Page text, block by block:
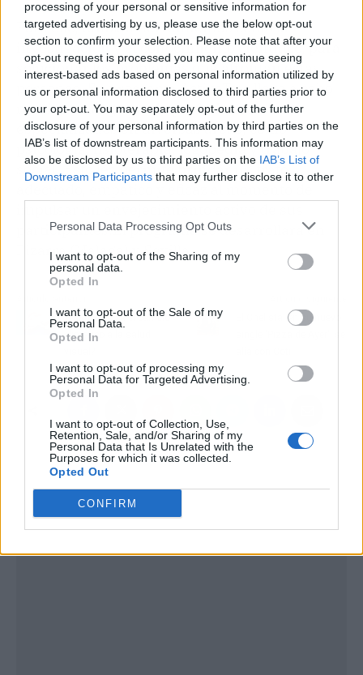
processing of your personal or sensitive information for
targeted advertising by us, please use the below opt-out
section to confirm your selection. Please note that after your
opt-out request is processed you may continue seeing
interest-based ads based on personal information utilized by
us or personal information disclosed to third parties prior to
your opt-out. You may separately opt-out of the further
disclosure of your personal information by third parties on the
IAB’s list of downstream participants. This information may
also be disclosed by us to third parties on the IAB’s List of
Downstream Participants that may further disclose it to other
Personal Data Processing Opt Outs
I want to opt-out of the Sharing of my
personal data.
Opted In
I want to opt-out of the Sale of my
Personal Data.
Opted In
I want to opt-out of processing my
Personal Data for Targeted Advertising.
Opted In
I want to opt-out of Collection, Use,
Retention, Sale, and/or Sharing of my
Personal Data that Is Unrelated with the
Purposes for which it was collected.
Opted Out
CONFIRM
Para ello, utilizan herramientas como la
investigación y el conocimiento científico, para
solucionar los problemas que afrontan estas
personas. Su programa ActívaT se lleva a cabo
mediante un grupo de profesionales
especializados en diversas áreas, como
psicología, fisioterapia, logopedia y trabajo
social. Esto les permite brindar un trato
adecuado, empático y eficaz al momento de
participantes.El programa se desarrollará en
Pizarra (Málaga) y Sevilla.
¿Cómo afecta el cambio
climático a la salud
El Chelista, en su nuevo